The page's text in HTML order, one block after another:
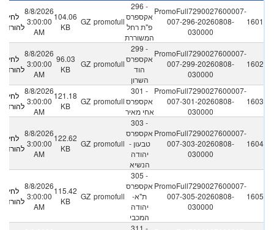
לחץ
להורדה
8/8/2026
3:00:00
AM
104.06
KB
GZ promofull
296 -
אקספרס
פ"ת רחל
המשוררת
PromoFull7290027600007-
007-296-20260808-
030000
1601
לחץ
להורדה
8/8/2026
3:00:00
AM
96.03
KB
GZ promofull
299 -
אקספרס
הוד
השרון
PromoFull7290027600007-
007-299-20260808-
030000
1602
לחץ
להורדה
8/8/2026
3:00:00
AM
121.18
KB
GZ promofull
301 -
אקספרס
אחי מאיר
PromoFull7290027600007-
007-301-20260808-
030000
1603
לחץ
להורדה
8/8/2026
3:00:00
AM
122.62
KB
GZ promofull
303 -
אקספרס
טבעון -
יהודה
הנשיא
PromoFull7290027600007-
007-303-20260808-
030000
1604
לחץ
להורדה
8/8/2026
3:00:00
AM
115.42
KB
GZ promofull
305 -
אקספרס
ת"א-
יהודה
המכבי
PromoFull7290027600007-
007-305-20260808-
030000
1605
311 -